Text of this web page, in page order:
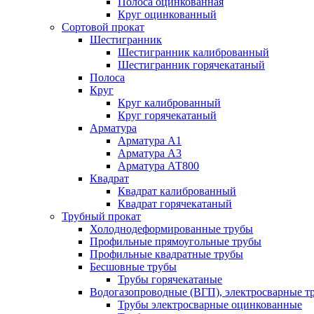
Круг оцинкованный
Сортовой прокат
Шестигранник
Шестигранник калиброванный
Шестигранник горячекатаный
Полоса
Круг
Круг калиброванный
Круг горячекатаный
Арматура
Арматура А1
Арматура А3
Арматура АТ800
Квадрат
Квадрат калиброванный
Квадрат горячекатаный
Трубный прокат
Холоднодеформированные трубы
Профильные прямоугольные трубы
Профильные квадратные трубы
Бесшовные трубы
Трубы горячекатаные
Водогазопроводные (ВГП), электросварные
Трубы электросварные оцинкованные